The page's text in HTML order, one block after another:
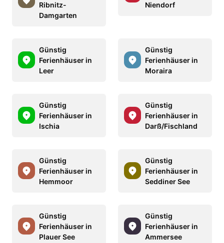
Ribnitz-
Damgarten
Niendorf
Günstig
Ferienhäuser in
Leer
Günstig
Ferienhäuser in
Moraira
Günstig
Ferienhäuser in
Ischia
Günstig
Ferienhäuser in
Darß/Fischland
Günstig
Ferienhäuser in
Hemmoor
Günstig
Ferienhäuser in
Seddiner See
Günstig
Ferienhäuser in
Plauer See
Günstig
Ferienhäuser in
Ammersee